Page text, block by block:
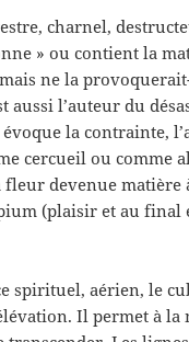
charnel,
» ou contient la
ne la
aussi l’auteur du
la contrainte,
cercueil ou comme
devenue matière
(plaisir et au final
spirituel, aérien, le
Il permet à la